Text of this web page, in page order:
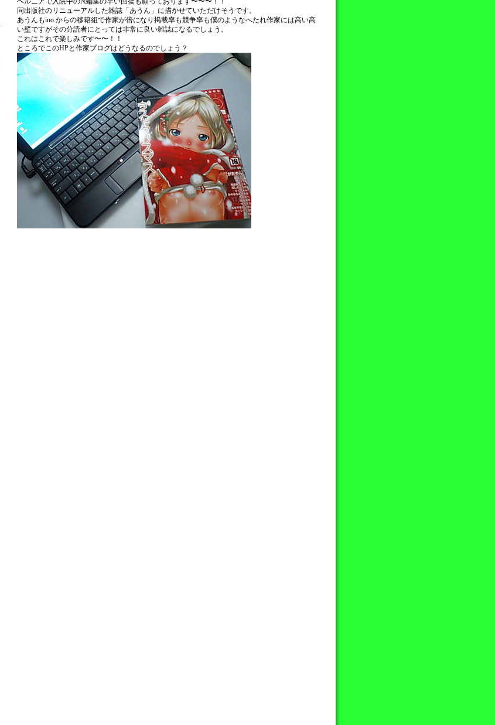
同出版社のリニューアルした雑誌「あうん」に描かせていただけそうです。
あうんもino.からの移籍組で作家が倍になり掲載率も競争率も僕のようなへたれ作家には高い高
い壁ですがその分読者にとっては非常に良い雑誌になるでしょう。
これはこれで楽しみです〜〜！！
ところでこのHPと作家ブログはどうなるのでしょう？